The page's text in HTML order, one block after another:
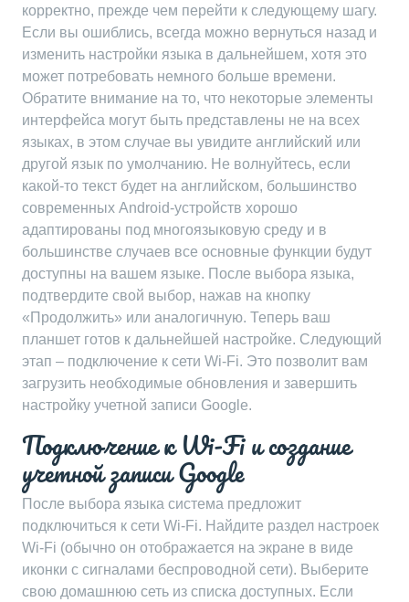
корректно, прежде чем перейти к следующему шагу.
Если вы ошиблись, всегда можно вернуться назад и
изменить настройки языка в дальнейшем, хотя это
может потребовать немного больше времени.
Обратите внимание на то, что некоторые элементы
интерфейса могут быть представлены не на всех
языках, в этом случае вы увидите английский или
другой язык по умолчанию. Не волнуйтесь, если
какой-то текст будет на английском, большинство
современных Android-устройств хорошо
адаптированы под многоязыковую среду и в
большинстве случаев все основные функции будут
доступны на вашем языке. После выбора языка,
подтвердите свой выбор, нажав на кнопку
«Продолжить» или аналогичную. Теперь ваш
планшет готов к дальнейшей настройке. Следующий
этап – подключение к сети Wi-Fi. Это позволит вам
загрузить необходимые обновления и завершить
настройку учетной записи Google.
Подключение к Wi-Fi и создание
учетной записи Google
После выбора языка система предложит
подключиться к сети Wi-Fi. Найдите раздел настроек
Wi-Fi (обычно он отображается на экране в виде
иконки с сигналами беспроводной сети). Выберите
свою домашнюю сеть из списка доступных. Если